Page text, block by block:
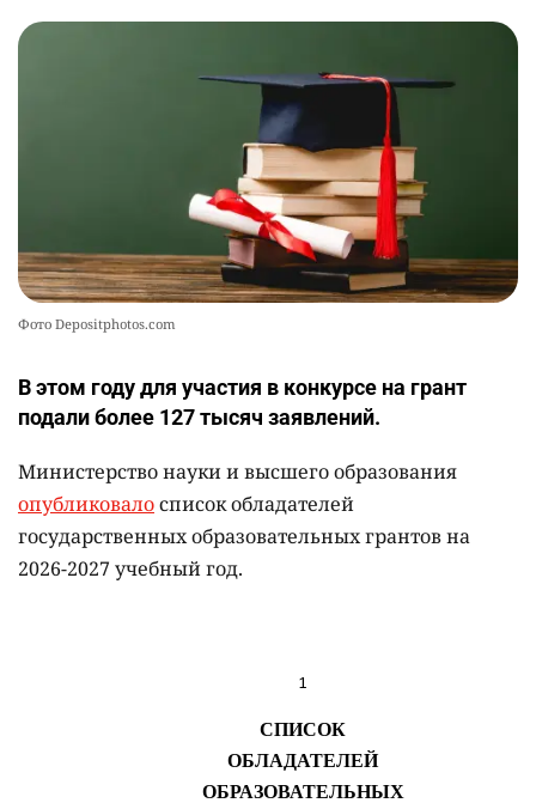
10
Фото Depositphotos.com
В этом году для участия в конкурсе на грант
подали более 127 тысяч заявлений.
Министерство науки и высшего образования
опубликовалосписок обладателей
государственных образовательных грантов на
2026-2027 учебный год.